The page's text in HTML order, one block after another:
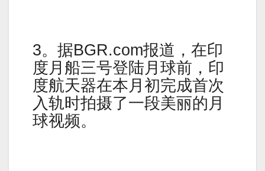
3。据BGR.com报道，在印
度月船三号登陆月球前，印
度航天器在本月初完成首次
入轨时拍摄了一段美丽的月
球视频。